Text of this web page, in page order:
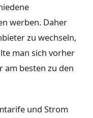
werben. Daher
zu wechseln,
man sich vorher
besten zu den
und Strom